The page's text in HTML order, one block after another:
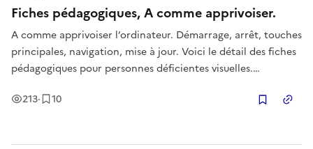
Fiches pédagogiques, A comme apprivoiser.
A comme apprivoiser l’ordinateur. Démarrage, arrêt, touches
principales, navigation, mise à jour. Voici le détail des fiches
pédagogiques pour personnes déficientes visuelles.
213Vues
· 10Enregistrement